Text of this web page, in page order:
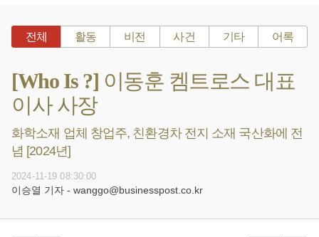
전체 활동 비전 사건 기타 어록
[Who Is ?] 이동훈 켐트로스 대표
이사 사장
화학소재 업체 창업주, 친환경차 전지 소재 국산화에 전
념 [2024년]
2024-11-19 08:30:00
이승열 기자 - wanggo@businesspost.co.kr